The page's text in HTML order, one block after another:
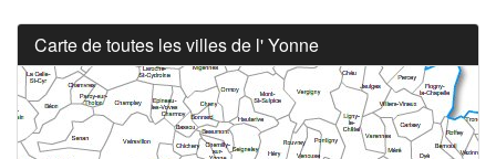
Carte de toutes les villes de l' Yonne